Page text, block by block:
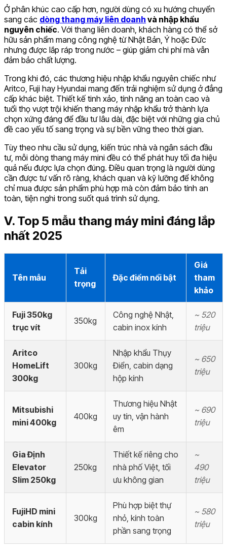
Ở phân khúc cao cấp hơn, người dùng có xu hướng chuyển
sang các dòng thang máy liên doanh và nhập khẩu
nguyên chiếc. Với thang liên doanh, khách hàng có thể sở
hữu sản phẩm mang công nghệ từ Nhật Bản, Ý hoặc Đức
nhưng được lắp ráp trong nước – giúp giảm chi phí mà vẫn
đảm bảo chất lượng.
Trong khi đó, các thương hiệu nhập khẩu nguyên chiếc như
Aritco, Fuji hay Hyundai mang đến trải nghiệm sử dụng ở đẳng
cấp khác biệt. Thiết kế tinh xảo, tính năng an toàn cao và
tuổi thọ vượt trội khiến thang máy nhập khẩu trở thành lựa
chọn xứng đáng để đầu tư lâu dài, đặc biệt với những gia chủ
đề cao yếu tố sang trọng và sự bền vững theo thời gian.
Tùy theo nhu cầu sử dụng, kiến trúc nhà và ngân sách đầu
tư, mỗi dòng thang máy mini đều có thể phát huy tối đa hiệu
quả nếu được lựa chọn đúng. Điều quan trọng là người dùng
cần được tư vấn rõ ràng, khách quan và kỹ lưỡng để không
chỉ mua được sản phẩm phù hợp mà còn đảm bảo tính an
toàn, tiện nghi trong suốt quá trình sử dụng.
V. Top 5 mẫu thang máy mini đáng lắp
nhất 2025
Tên mẫu
Tải
trọng
Đặc điểm nổi bật
Giá
tham
khảo
Fuji 350kg
trục vít
350kg
Công nghệ Nhật,
cabin inox kính
~ 520
triệu
Aritco
HomeLift
300kg
300kg
Nhập khẩu Thụy
Điển, cabin dạng
hộp kính
~ 650
triệu
Mitsubishi
mini 400kg
400kg
Thương hiệu Nhật
uy tín, vận hành
êm
~ 690
triệu
Gia Định
Elevator
Slim 250kg
250kg
Thiết kế riêng cho
nhà phố Việt, tối
ưu không gian
~
490
triệu
FujiHD mini
cabin kính
300kg
Phù hợp biệt thự
nhỏ, kính toàn
phần sang trọng
~ 580
triệu